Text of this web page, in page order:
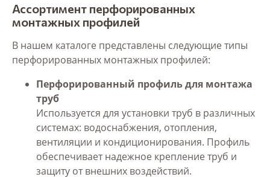
Ассортимент перфорированных
монтажных профилей
В нашем каталоге представлены следующие типы
перфорированных монтажных профилей:
Перфорированный профиль для монтажа
труб
Используется для установки труб в различных
системах: водоснабжения, отопления,
вентиляции и кондиционирования. Профиль
обеспечивает надежное крепление труб и
защиту от внешних воздействий.